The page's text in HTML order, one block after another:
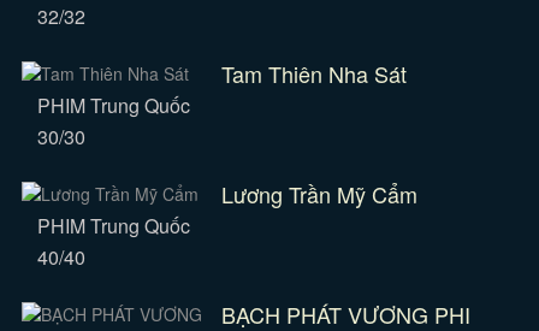
32/32
Tam Thiên Nha Sát
PHIM Trung Quốc
30/30
Lương Trần Mỹ Cẩm
PHIM Trung Quốc
40/40
BẠCH PHÁT VƯƠNG PHI